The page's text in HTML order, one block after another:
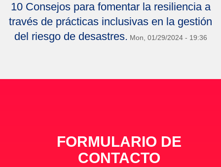
10 Consejos para fomentar la resiliencia a
través de prácticas inclusivas en la gestión
del riesgo de desastres. Mon, 01/29/2024 - 19:36
FORMULARIO DE
CONTACTO